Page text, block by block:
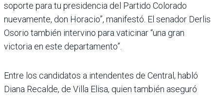
soporte para tu presidencia del Par­tido Colorado
nuevamente, don Horacio”, manifestó. El senador Derlis
Osorio tam­bién intervino para vatici­nar “una gran
victoria en este departamento”.
Entre los candidatos a inten­dentes de Central, habló
Diana Recalde, de Villa Elisa, quien también aseguró